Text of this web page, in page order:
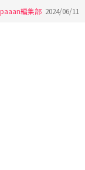
編集部 2024/06/11